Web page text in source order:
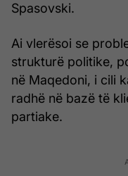
Spasovski.
Ai vlerësoi se
strukturë politike,
në Maqedoni, i cili
radhë në bazë të
partiake.